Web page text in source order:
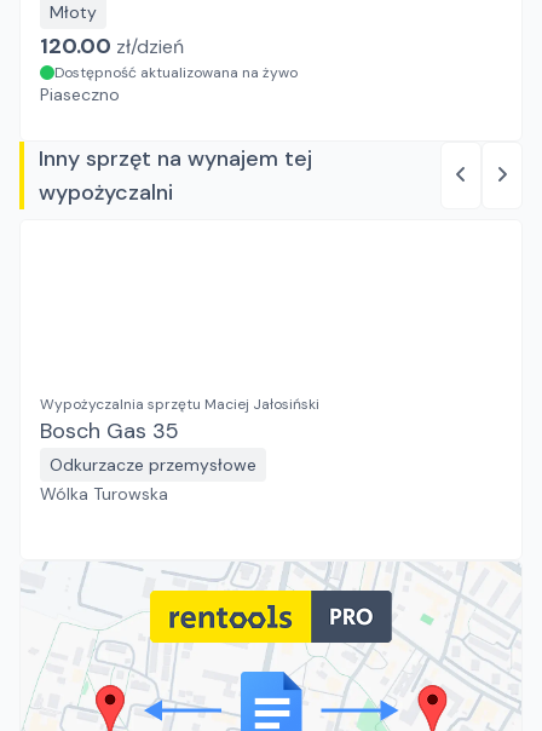
Młoty
120.00 zł/dzień
Dostępność aktualizowana na żywo
Piaseczno
Inny sprzęt na wynajem tej
wypożyczalni
Wypożyczalnia sprzętu Maciej Jałosiński
Bosch Gas 35
Odkurzacze przemysłowe
Wólka Turowska